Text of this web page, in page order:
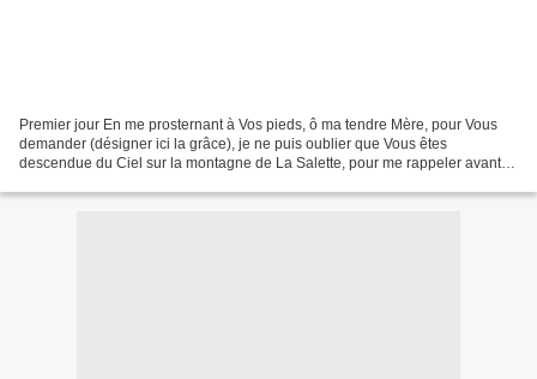
Premier jour En me prosternant à Vos pieds, ô ma tendre Mère, pour Vous
demander (désigner ici la grâce), je ne puis oublier que Vous êtes
descendue du Ciel sur la montagne de La Salette, pour me rappeler avant